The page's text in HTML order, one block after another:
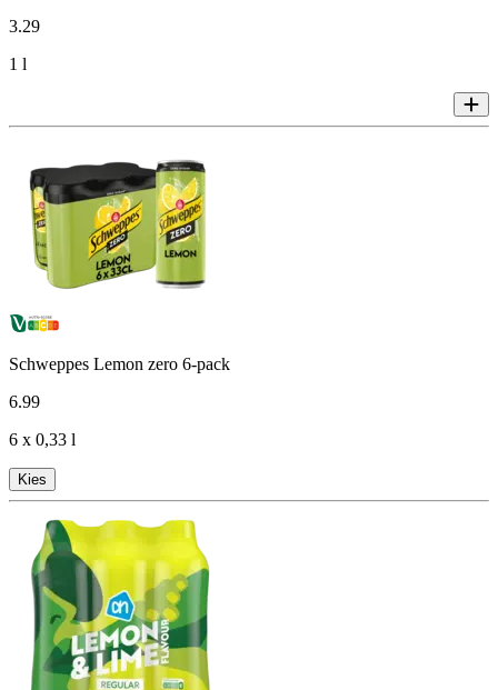
3.29
1 l
Schweppes Lemon zero 6-pack
6.99
6 x 0,33 l
Kies